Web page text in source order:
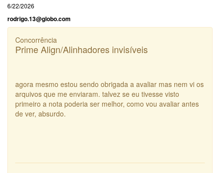
6/22/2026
rodrigo.13@globo.com
Concorrência
Prime Align/Alinhadores invisíveis
agora mesmo estou sendo obrigada a avaliar mas nem vi os
arquivos que me enviaram. talvez se eu tivesse visto
primeiro a nota poderia ser melhor, como vou avaliar antes
de ver, absurdo.